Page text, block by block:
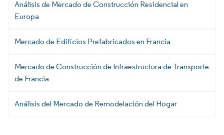
Análisis de Mercado de Construcción Residencial en
Europa
Mercado de Edificios Prefabricados en Francia
Mercado de Construcción de Infraestructura de Transporte
de Francia
Análisis del Mercado de Remodelación del Hogar